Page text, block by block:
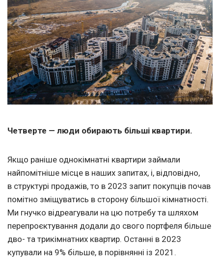
Четверте — люди обирають більші квартири.
Якщо раніше однокімнатні квартири займали
найпомітніше місце в наших запитах, і, відповідно,
в структурі продажів, то в 2023 запит покупців почав
помітно зміщуватись в сторону більшої кімнатності.
Ми гнучко відреагували на цю потребу та шляхом
перепроєктування додали до свого портфеля більше
дво- та трикімнатних квартир. Останні в 2023
купували на 9% більше, в порівнянні із 2021.